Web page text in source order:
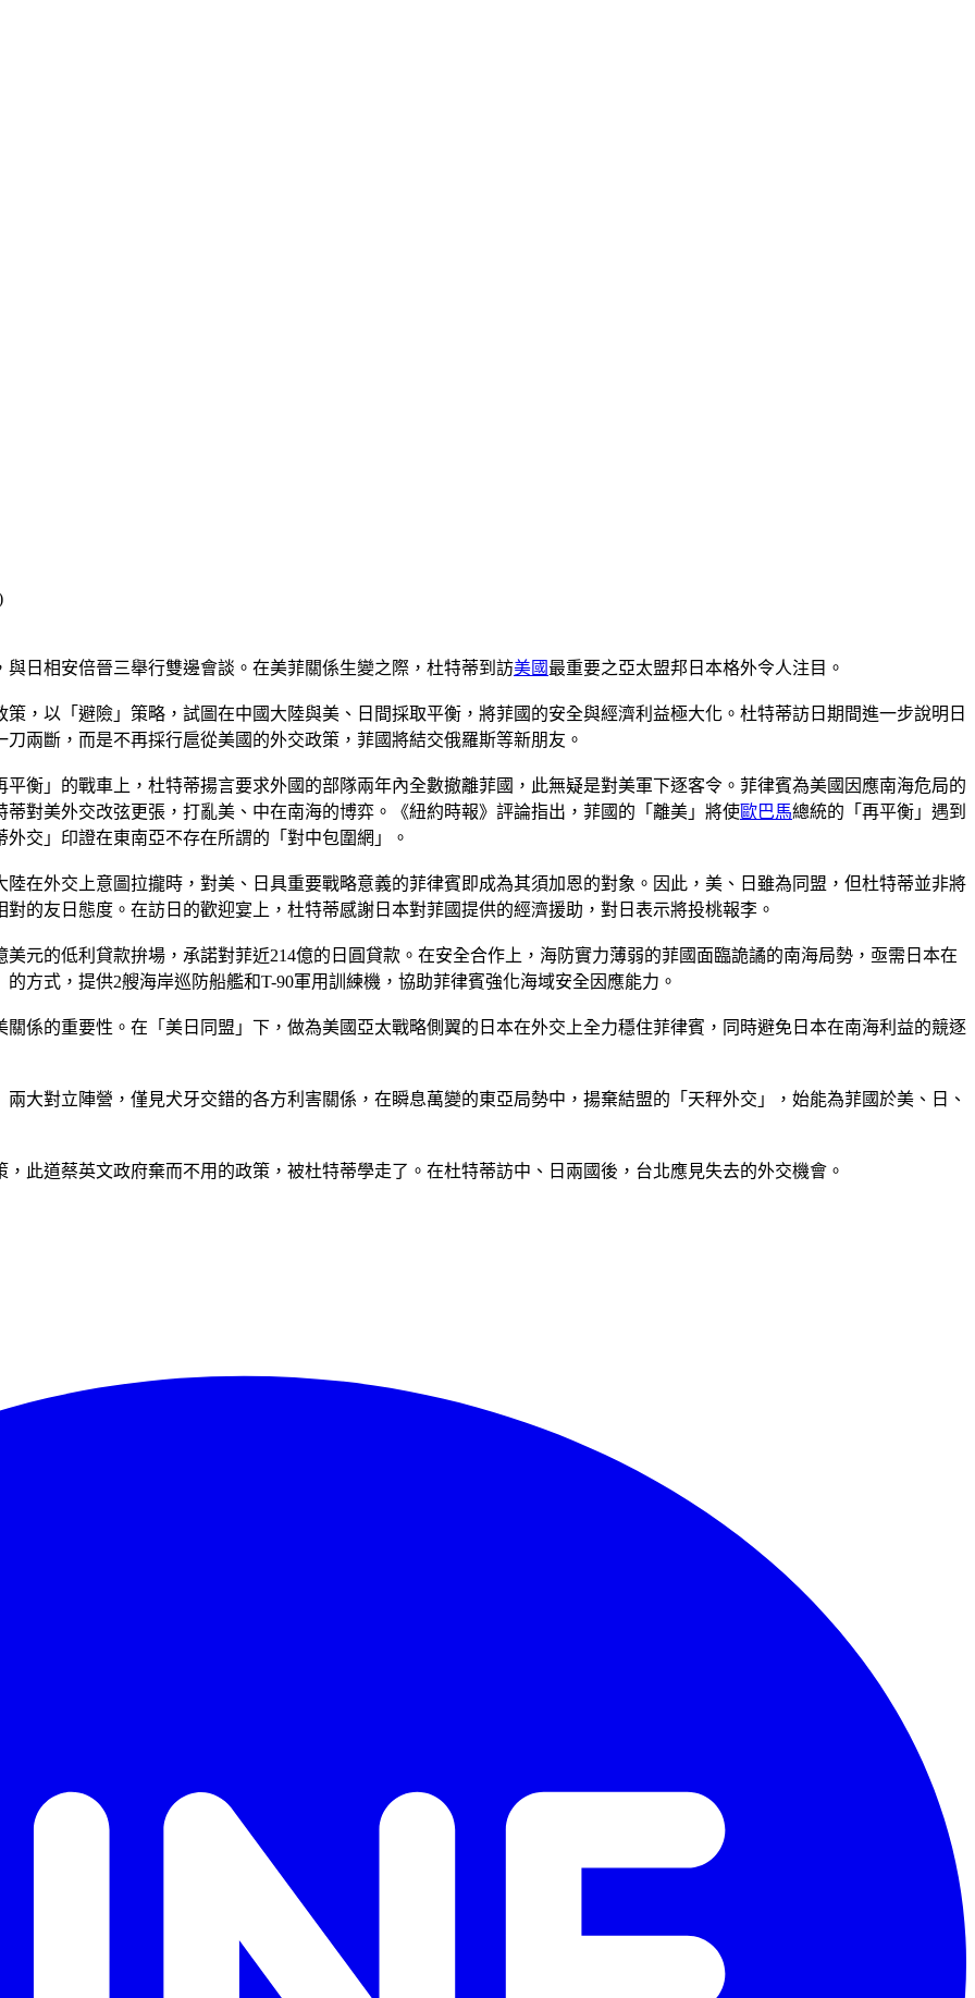
日相安倍晉三舉行雙邊會談。在美菲關係生變之際，杜特蒂到訪美國 最重要之亞太盟邦日本格外令人注目。
，以「避險」策略，試圖在中國大陸與美、日間採取平衡，將菲國的安全與經濟利益極大化。杜特蒂訪日期間進一步說明日
兩斷，而是不再採行扈從美國的外交政策，菲國將結交俄羅斯等新朋友。
衡」的戰車上，杜特蒂揚言要求外國的部隊兩年內全數撤離菲國，此無疑是對美軍下逐客令。菲律賓為美國因應南海危局的
對美外交改弦更張，打亂美、中在南海的博弈。《紐約時報》評論指出，菲國的「離美」將使歐巴馬總統的「再平衡」遇到
交」印證在東南亞不存在所謂的「對中包圍網」。
在外交上意圖拉攏時，對美、日具重要戰略意義的菲律賓即成為其須加恩的對象。因此，美、日雖為同盟，但杜特蒂並非將
的友日態度。在訪日的歡迎宴上，杜特蒂感謝日本對菲國提供的經濟援助，對日表示將投桃報李。
美元的低利貸款拚場，承諾對菲近214億的日圓貸款。在安全合作上，海防實力薄弱的菲國面臨詭譎的南海局勢，亟需日本在
方式，提供2艘海岸巡防船艦和T-90軍用訓練機，協助菲律賓強化海域安全因應能力。
係的重要性。在「美日同盟」下，做為美國亞太戰略側翼的日本在外交上全力穩住菲律賓，同時避免日本在南海利益的競逐
大對立陣營，僅見犬牙交錯的各方利害關係，在瞬息萬變的東亞局勢中，揚棄結盟的「天秤外交」，始能為菲國於美、日、
，此道蔡英文政府棄而不用的政策，被杜特蒂學走了。在杜特蒂訪中、日兩國後，台北應見失去的外交機會。